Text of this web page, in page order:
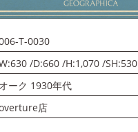
T-0030
/D:660 /H:1,070 /SH:530
オーク 1930年代
店